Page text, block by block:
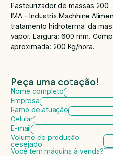
Pasteurizador de massas 200
IMA - Industria Machhine
tratamento hidrotermal da
vapor. Largura: 600 mm.
aproximada: 200 Kg/hora.
Peça uma cotação!
Nome completo
Empresa
Ramo de atuação
Celular
E-mail
Volume de produção
desejado
Você tem máquina à venda?